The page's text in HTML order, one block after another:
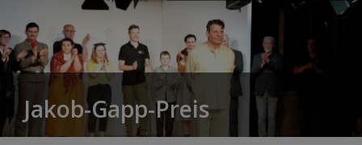
Jakob-Gapp-Preis